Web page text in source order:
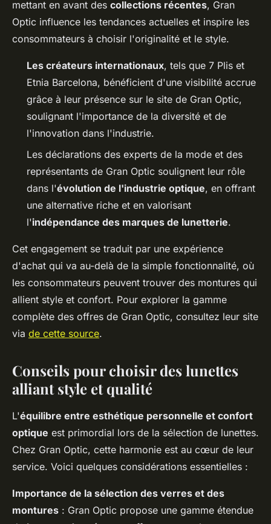
mettant en avant des collections récentes, Gran
Optic influence les tendances actuelles et inspire les
consommateurs à choisir l'originalité et le style.
Les créateurs internationaux, tels que 7 Plis et
Etnia Barcelona, bénéficient d'une visibilité accrue
grâce à leur présence sur le site de Gran Optic,
soulignant l'importance de la diversité et de
l'innovation dans l'industrie.
Les déclarations des experts de la mode et des
représentants de Gran Optic soulignent leur rôle
dans l'évolution de l'industrie optique, en offrant
une alternative riche et en valorisant
l'indépendance des marques de lunetterie.
Cet engagement se traduit par une expérience
d'achat qui va au-delà de la simple fonctionnalité, où
les consommateurs peuvent trouver des montures qui
allient style et confort. Pour explorer la gamme
complète des offres de Gran Optic, consultez leur site
via de cette source.
Conseils pour choisir des lunettes
alliant style et qualité
L'équilibre entre esthétique personnelle et confort
optique est primordial lors de la sélection de lunettes.
Chez Gran Optic, cette harmonie est au cœur de leur
service. Voici quelques considérations essentielles :
Importance de la sélection des verres et des
montures : Gran Optic propose une gamme étendue